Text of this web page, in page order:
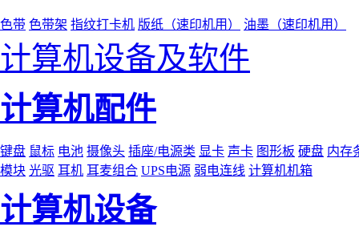
色带 色带架 指纹打卡机 版纸（速印机用） 油墨（速印机用）
计算机设备及软件
计算机配件
键盘 鼠标 电池 摄像头 插座/电源类 显卡 声卡 图形板 硬盘 内存
模块 光驱 耳机 耳麦组合 UPS电源 弱电连线 计算机机箱
计算机设备